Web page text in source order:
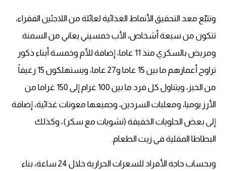
وتتبّع معد التحقيق الأنماط الغذائية لعائلة من اللاجئين الفقراء،
تتكون من سبعة أشخاص، الأب خمسيني يعاني من السمنة
ومريض بالسكري منذ 11 عاما، إضافة للأم وخمسة أبناء ذكور
تراوح أعمارهم ما بين 15 عاما و27 عاما، ويستهلكون 15 رغيفاً
من الخبز، ويتناول كل فرد ما بين 100 غرام إلى 150 غراما من
الأرز يوميا، ومعلبات السردين، وجميعها معونات غذائية، إضافة
إلى بعض الحلويات الخفيفة (نشويات مع سكر)، وكذلك
البطاطا المقلية في زيت الطعام.
وبحساب حاجة الأفراد للسعرات الحرارية خلال 24 ساعة، بناء